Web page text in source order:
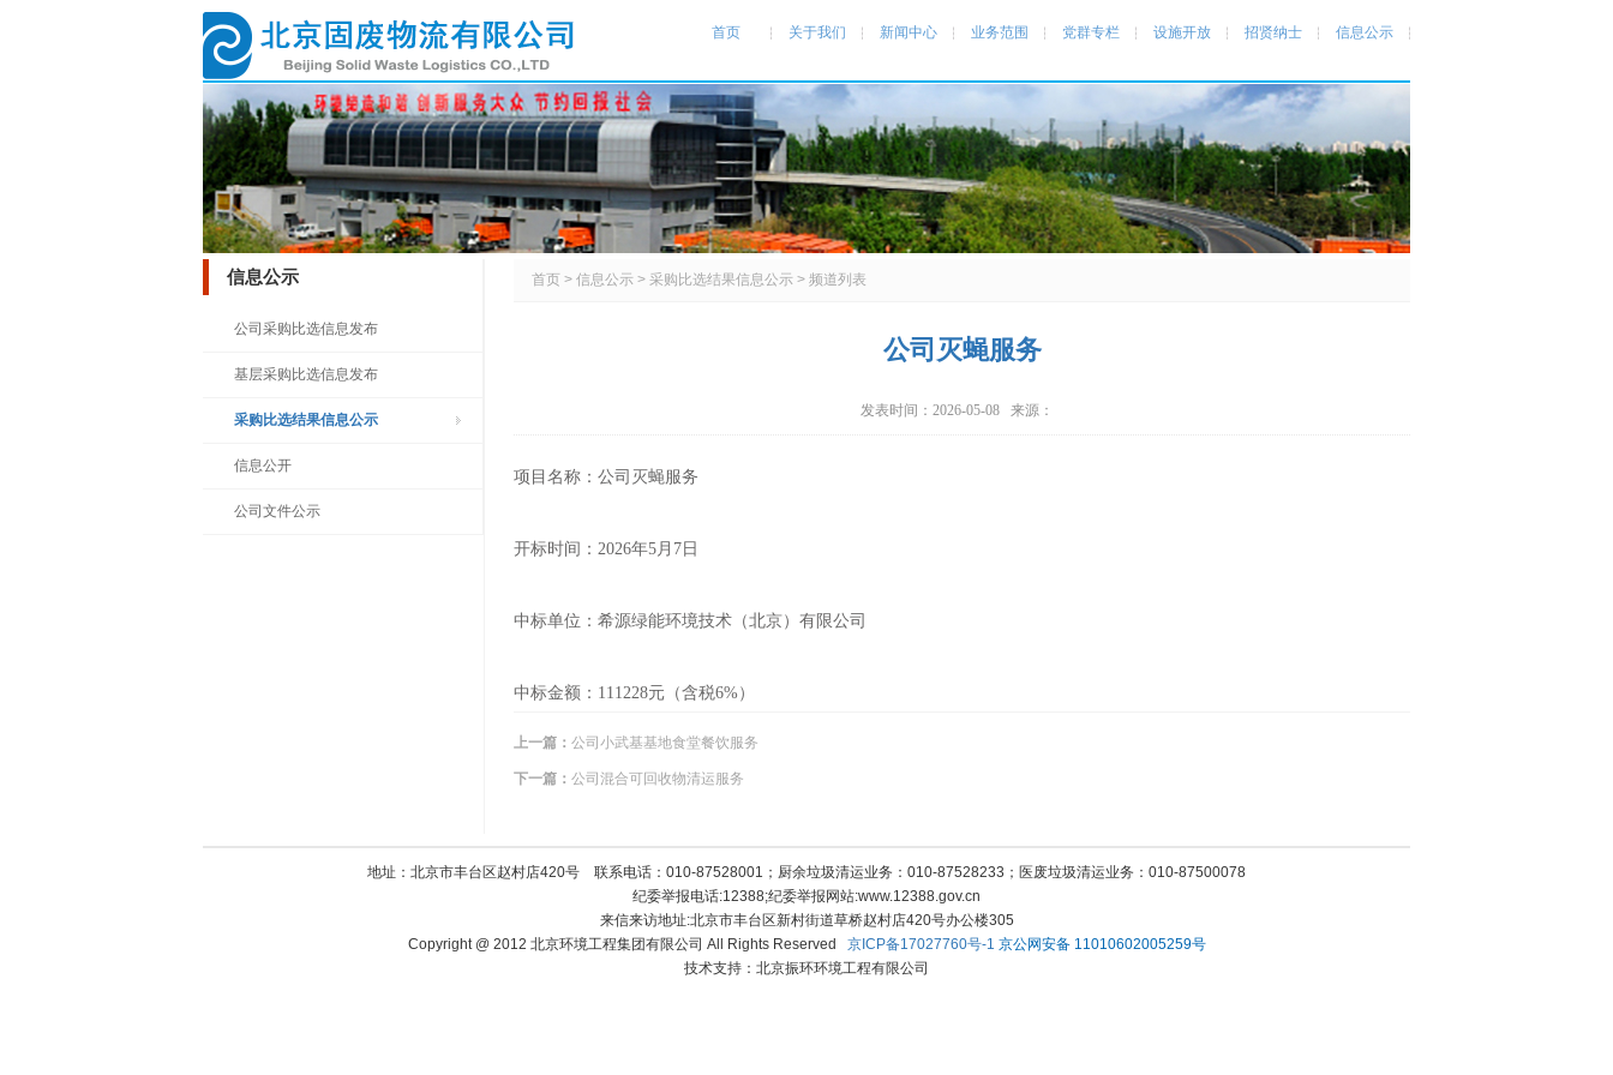
首页 关于我们 新闻中心 业务范围 党群专栏 设施开放 招贤纳士 信息公示
信息公示
公司采购比选信息发布
基层采购比选信息发布
采购比选结果信息公示
信息公开
公司文件公示
首页 > 信息公示 > 采购比选结果信息公示 > 频道列表
公司灭蝇服务
发表时间：2026-05-08 来源：
项目名称：公司灭蝇服务
开标时间：2026年5月7日
中标单位：希源绿能环境技术（北京）有限公司
中标金额：111228元（含税6%）
上一篇： 公司小武基基地食堂餐饮服务
下一篇： 公司混合可回收物清运服务
地址：北京市丰台区赵村店420号 联系电话：010-87528001；厨余垃圾清运业务：010-87528233；医废垃圾清运业务：010-87500078
纪委举报电话:12388;纪委举报网站:www.12388.gov.cn
来信来访地址:北京市丰台区新村街道草桥赵村店420号办公楼305
Copyright @ 2012 北京环境工程集团有限公司 All Rights Reserved
京ICP备17027760号-1 京公网安备 11010602005259号
技术支持：北京振环环境工程有限公司